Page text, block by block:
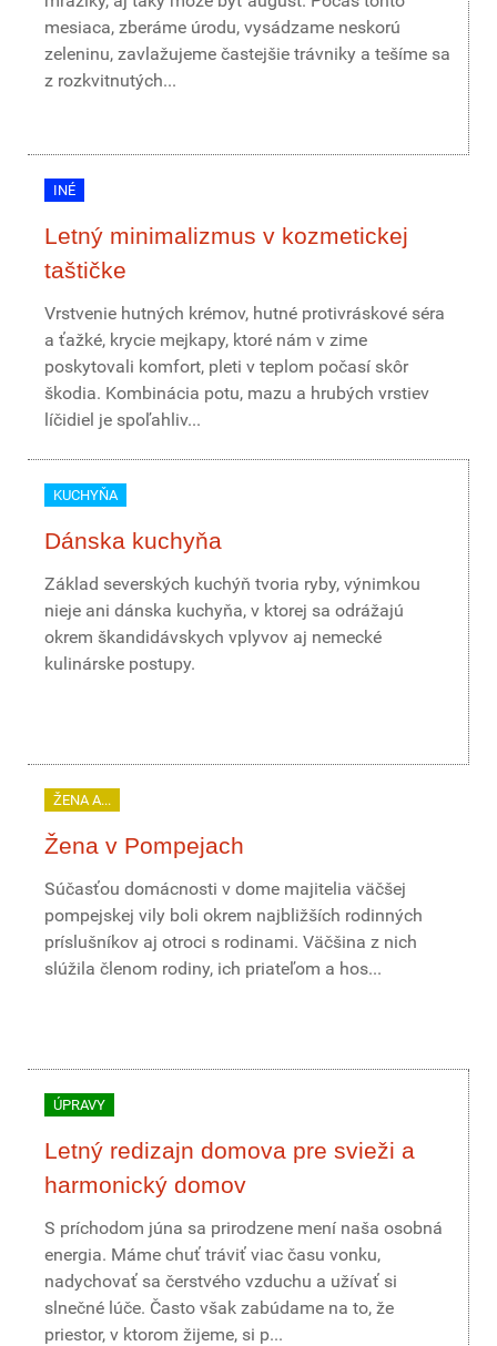
mesiaca, zberáme úrodu, vysádzame neskorú
zeleninu, zavlažujeme častejšie trávniky a tešíme sa
z rozkvitnutých...
INÉ
Letný minimalizmus v kozmetickej
taštičke
Vrstvenie hutných krémov, hutné protivráskové séra
a ťažké, krycie mejkapy, ktoré nám v zime
poskytovali komfort, pleti v teplom počasí skôr
škodia. Kombinácia potu, mazu a hrubých vrstiev
líčidiel je spoľahliv...
KUCHYŇA
Dánska kuchyňa
Základ severských kuchýň tvoria ryby, výnimkou
nieje ani dánska kuchyňa, v ktorej sa odrážajú
okrem škandidávskych vplyvov aj nemecké
kulinárske postupy.
ŽENA A...
Žena v Pompejach
Súčasťou domácnosti v dome majitelia väčšej
pompejskej vily boli okrem najbližších rodinných
príslušníkov aj otroci s rodinami. Väčšina z nich
slúžila členom rodiny, ich priateľom a hos...
ÚPRAVY
Letný redizajn domova pre svieži a
harmonický domov
S príchodom júna sa prirodzene mení naša osobná
energia. Máme chuť tráviť viac času vonku,
nadychovať sa čerstvého vzduchu a užívať si
slnečné lúče. Často však zabúdame na to, že
priestor, v ktorom žijeme, si p...